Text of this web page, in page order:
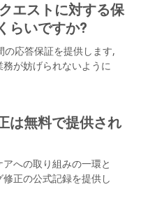
エストに対する保
らいですか?
の応答保証を提供します,
が妨げられないように
は無料で提供され
への取り組みの一環と
正の公式記録を提供し